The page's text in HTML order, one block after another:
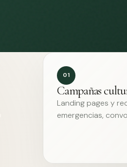
01
Campañas
Landing pages y
emergencias,